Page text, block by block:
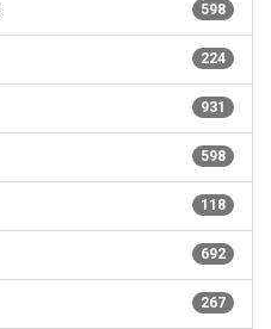
598
224
931
598
118
692
267